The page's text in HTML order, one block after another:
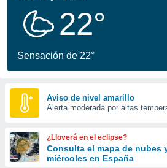
se
calidad.
a este
las
y
forma
digital
basada
22°
Sensación de 22°
Aviso de nivel amarillo
Alerta moderada por altas
¿Lloverá en el eclipse?
Consulta el mapa de nubes
miércoles en España